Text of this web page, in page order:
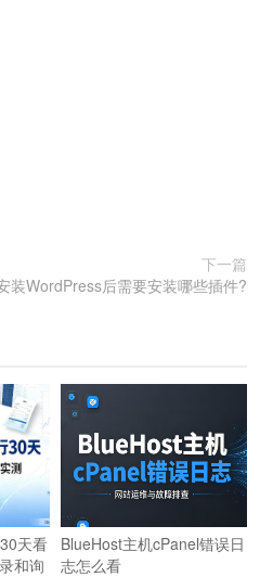
下一篇
装WordPress后需要安装哪些插件?
天看
和询
BlueHost主机cPanel错误日
志怎么看